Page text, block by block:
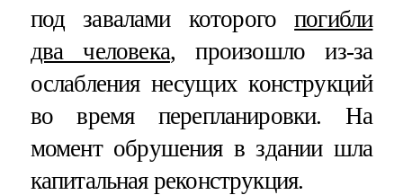
под завалами которогопогибли
два человека, произошло из-за
ослабления несущих конструкций
во время перепланировки. На
момент обрушения в здании шла
капитальная реконструкция.